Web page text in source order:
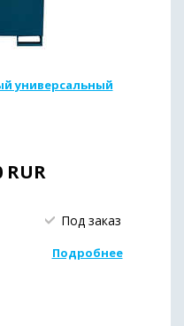
универсальный
RUR
Под заказ
Подробнее